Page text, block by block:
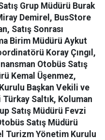
Grup Müdürü Burak
Demirel, BusStore
Satış Sonrası
Birim Müdürü Aykut
Koray Çıngıl,
Otobüs Satış
Kemal Üşenmez,
Başkan Vekili ve
Saltık, Koluman
Satış Müdürü Fevzi
Satış Müdürü
Turizm Yönetim Kurulu